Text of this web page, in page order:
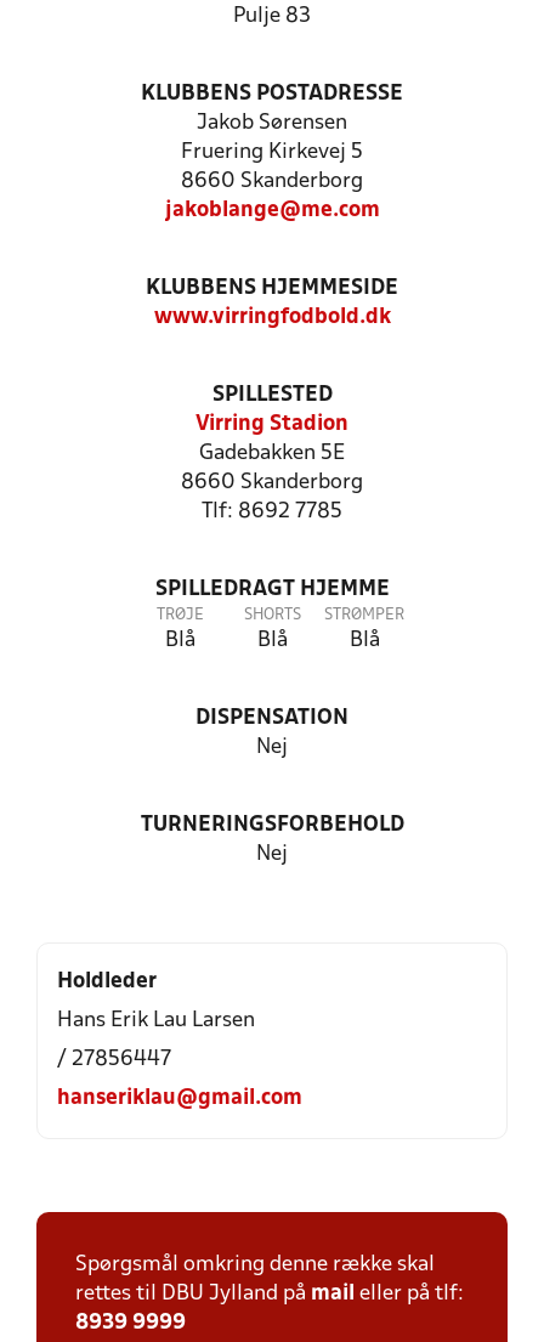
Pulje 83
KLUBBENS POSTADRESSE
Jakob Sørensen
Fruering Kirkevej 5
8660 Skanderborg
jakoblange@me.com
KLUBBENS HJEMMESIDE
www.virringfodbold.dk
SPILLESTED
Virring Stadion
Gadebakken 5E
8660 Skanderborg
Tlf: 8692 7785
SPILLEDRAGT HJEMME
TRØJE
Blå
SHORTS
Blå
STRØMPER
Blå
DISPENSATION
Nej
TURNERINGSFORBEHOLD
Nej
Holdleder
Hans Erik Lau Larsen
/ 27856447
hanseriklau@gmail.com
Spørgsmål omkring denne række skal
rettes til DBU Jylland på mail eller på tlf:
8939 9999